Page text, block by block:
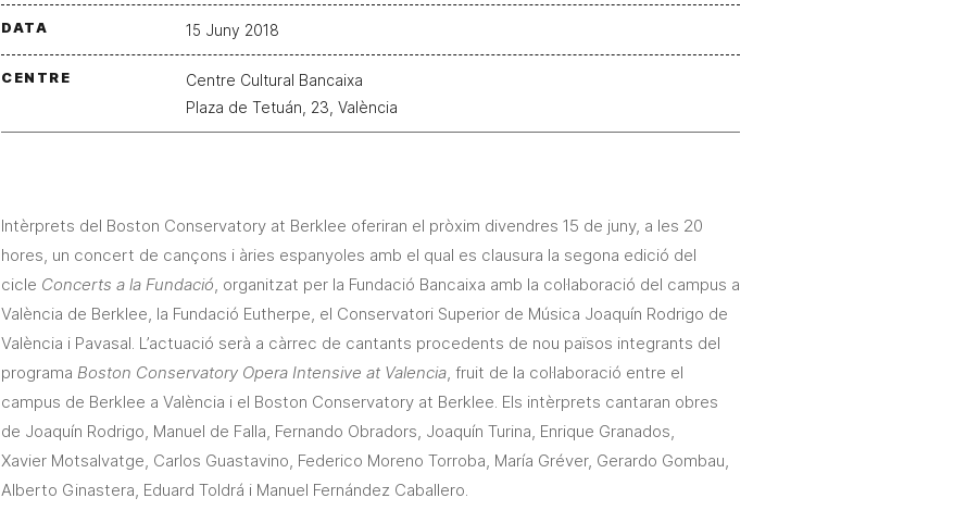
DATA 15 Juny 2018
CENTRE
Centre Cultural Bancaixa
Plaza de Tetuán, 23, València
Intèrprets del Boston Conservatory at Berklee oferiran el pròxim divendres 15 de juny, a les 20
hores, un concert de cançons i àries espanyoles amb el qual es clausura la segona edició del
cicle Concerts a la Fundació, organitzat per la Fundació Bancaixa amb la col·laboració del campus a
València de Berklee, la Fundació Eutherpe, el Conservatori Superior de Música Joaquín Rodrigo de
València i Pavasal. L’actuació serà a càrrec de cantants procedents de nou països integrants del
programa Boston Conservatory Opera Intensive at Valencia, fruit de la col·laboració entre el
campus de Berklee a València i el Boston Conservatory at Berklee. Els intèrprets cantaran obres
de Joaquín Rodrigo, Manuel de Falla, Fernando Obradors, Joaquín Turina, Enrique Granados,
Xavier Motsalvatge, Carlos Guastavino, Federico Moreno Torroba, María Gréver, Gerardo Gombau,
Alberto Ginastera, Eduard Toldrá i Manuel Fernández Caballero.